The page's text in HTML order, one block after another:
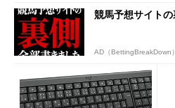
競馬予想サイトの
AD（BettingBreakDown）